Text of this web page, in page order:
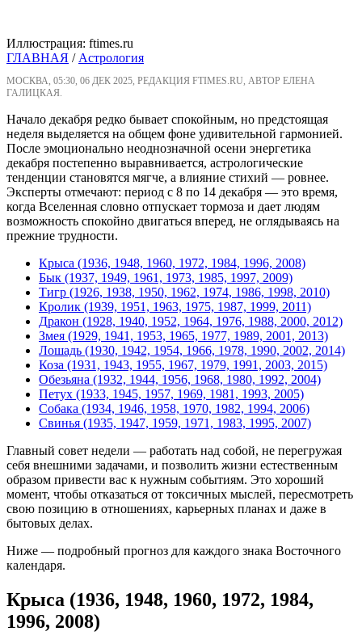
Иллюстрация: ftimes.ru
ГЛАВНАЯ /Астрология
МОСКВА, 05:30, 06 ДЕК 2025, РЕДАКЦИЯ FTIMES.RU, АВТОР ЕЛЕНА
ГАЛИЦКАЯ.
Начало декабря редко бывает спокойным, но предстоящая
неделя выделяется на общем фоне удивительной гармонией.
После эмоционально неоднозначной осени энергетика
декабря постепенно выравнивается, астрологические
тенденции становятся мягче, а влияние стихий — ровнее.
Эксперты отмечают: период с 8 по 14 декабря — это время,
когда Вселенная словно отпускает тормоза и дает людям
возможность спокойно двигаться вперед, не оглядываясь на
прежние трудности.
Крыса (1936, 1948, 1960, 1972, 1984, 1996, 2008)
Бык (1937, 1949, 1961, 1973, 1985, 1997, 2009)
Тигр (1926, 1938, 1950, 1962, 1974, 1986, 1998, 2010)
Кролик (1939, 1951, 1963, 1975, 1987, 1999, 2011)
Дракон (1928, 1940, 1952, 1964, 1976, 1988, 2000, 2012)
Змея (1929, 1941, 1953, 1965, 1977, 1989, 2001, 2013)
Лошадь (1930, 1942, 1954, 1966, 1978, 1990, 2002, 2014)
Коза (1931, 1943, 1955, 1967, 1979, 1991, 2003, 2015)
Обезьяна (1932, 1944, 1956, 1968, 1980, 1992, 2004)
Петух (1933, 1945, 1957, 1969, 1981, 1993, 2005)
Собака (1934, 1946, 1958, 1970, 1982, 1994, 2006)
Свинья (1935, 1947, 1959, 1971, 1983, 1995, 2007)
Главный совет недели — работать над собой, не перегружая
себя внешними задачами, и позволить жизни естественным
образом привести вас к нужным событиям. Это хороший
момент, чтобы отказаться от токсичных мыслей, пересмотреть
свою позицию в отношениях, карьерных планах и даже в
бытовых делах.
Ниже — подробный прогноз для каждого знака Восточного
календаря.
Крыса (1936, 1948, 1960, 1972, 1984,
1996, 2008)